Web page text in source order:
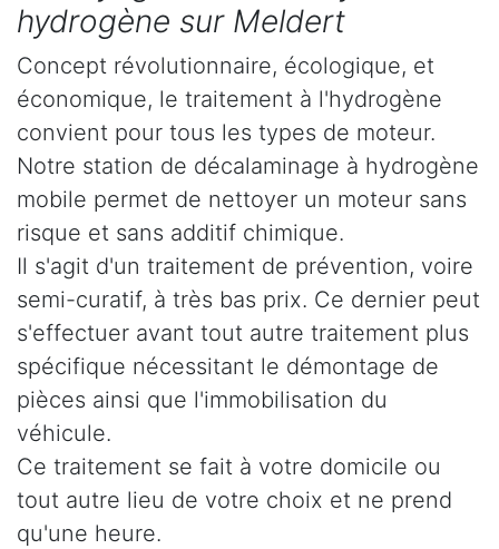
hydrogène sur Meldert
Concept révolutionnaire, écologique, et
économique, le traitement à l'hydrogène
convient pour tous les types de moteur.
Notre station de décalaminage à hydrogène
mobile permet de nettoyer un moteur sans
risque et sans additif chimique.
Il s'agit d'un traitement de prévention, voire
semi-curatif, à très bas prix. Ce dernier peut
s'effectuer avant tout autre traitement plus
spécifique nécessitant le démontage de
pièces ainsi que l'immobilisation du
véhicule.
Ce traitement se fait à votre domicile ou
tout autre lieu de votre choix et ne prend
qu'une heure.